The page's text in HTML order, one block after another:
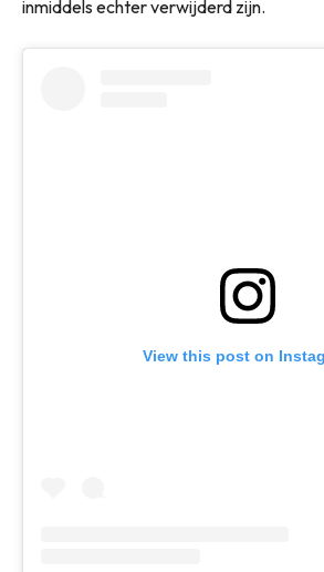
inmiddels echter verwijderd zijn.
View this post on